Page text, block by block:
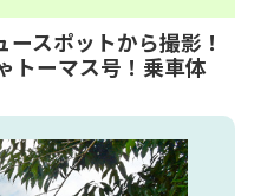
ースポットから撮影！
トーマス号！乗車体